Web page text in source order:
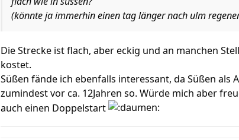
(könnte ja immerhin einen tag länger nach ulm
Die Strecke ist flach, aber eckig und an manchen
kostet.
Süßen fände ich ebenfalls interessant, da Süßen
zumindest vor ca. 12Jahren so. Würde mich aber
auch einen Doppelstart